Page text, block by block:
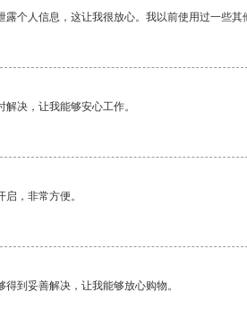
个人信息，这让我很放心。我以前使用过一些
决，让我能够安心工作。
，非常方便。
到妥善解决，让我能够放心购物。